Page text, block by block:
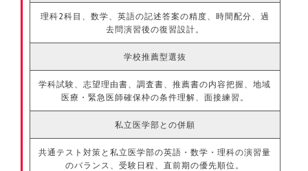
理科2科目、数学、英語の記述答案の精度、時間配分、過
去問演習後の復習設計。
学校推薦型選抜
学科試験、志望理由書、調査書、推薦書の内容把握、地域
医療・緊急医師確保枠の条件理解、面接練習。
私立医学部との併願
共通テスト対策と私立医学部の英語・数学・理科の演習量
のバランス、受験日程、直前期の優先順位。